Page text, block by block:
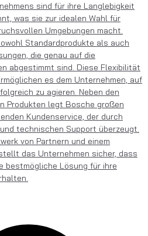
sind für ihre Langlebigkeit
was sie zur idealen Wahl für
Umgebungen macht.
Standardprodukte als auch
die genau auf die
abgestimmt sind. Diese Flexibilität
es dem Unternehmen, auf
zu agieren. Neben den
Produkten legt Bosche großen
Kundenservice, der durch
technischen Support überzeugt.
von Partnern und einem
das Unternehmen sicher, dass
bestmögliche Lösung für ihre